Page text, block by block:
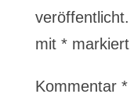
veröffentlicht.
mit *markiert
Kommentar *